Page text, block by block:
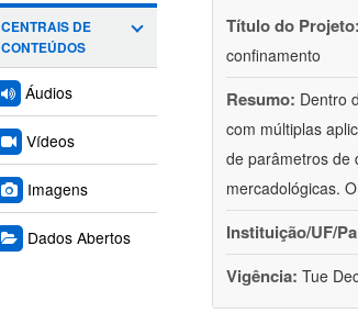
CENTRAIS DE
CONTEÚDOS
Áudios
Vídeos
Imagens
Dados Abertos
Título do Projeto:
confinamento
Resumo: Dentro
com múltiplas
de parâmetros de
mercadológicas.
Instituição/UF/
Vigência: Tue